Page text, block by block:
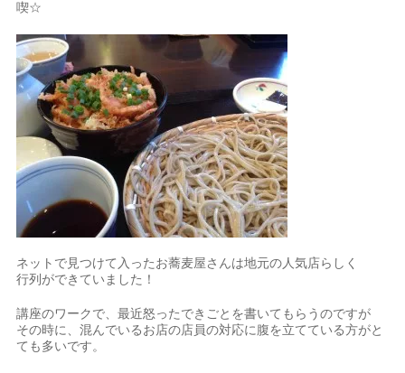
喫☆
ネットで見つけて入ったお蕎麦屋さんは地元の人気店らしく
行列ができていました！
講座のワークで、最近怒ったできごとを書いてもらうのですが
その時に、混んでいるお店の店員の対応に腹を立てている方がと
ても多いです。